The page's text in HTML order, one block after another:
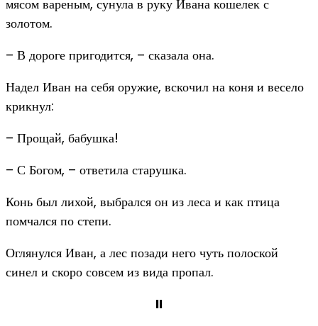
мясом вареным, сунула в руку Ивана кошелек с
золотом.
– В дороге пригодится, – сказала она.
Надел Иван на себя оружие, вскочил на коня и весело
крикнул:
– Прощай, бабушка!
– С Богом, – ответила старушка.
Конь был лихой, выбрался он из леса и как птица
помчался по степи.
Оглянулся Иван, а лес позади него чуть полоской
синел и скоро совсем из вида пропал.
II